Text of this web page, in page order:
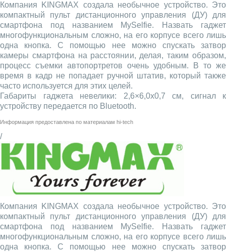
Компания KINGMAX создала необычное устройство. Это
компактный пульт дистанционного управления (ДУ) для
смартфона под названием MySelfie. Назвать гаджет
многофункциональным сложно, на его корпусе всего лишь
одна кнопка. С помощью нее можно спускать затвор
камеры смартфона на расстоянии, делая, таким образом,
процесс съемки автопортретов очень удобным. В то же
время в кадр не попадает ручной штатив, который также
часто используется для этих целей.
Габариты гаджета невелики: 2,6×6,0x0,7 см, сигнал к
устройству передается по Bluetooth.
Информация предоставлена по материалам hi-tech
/
Компания KINGMAX создала необычное устройство. Это
компактный пульт дистанционного управления (ДУ) для
смартфона под названием MySelfie. Назвать гаджет
многофункциональным сложно, на его корпусе всего лишь
одна кнопка. С помощью нее можно спускать затвор